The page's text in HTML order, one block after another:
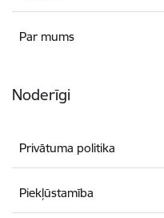
Par mums
Noderīgi
Privātuma politika
Piekļūstamība